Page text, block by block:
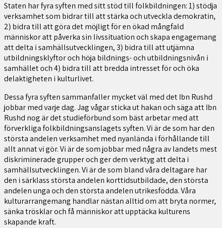
Staten har fyra syften med sitt stöd till folkbildningen: 1) stödja
verksamhet som bidrar till att stärka och utveckla demokratin,
2) bidra till att göra det möjligt för en ökad mångfald
människor att påverka sin livssituation och skapa engagemang
att delta i samhällsutvecklingen, 3) bidra till att utjämna
utbildningsklyftor och höja bildnings- och utbildningsnivån i
samhället och 4) bidra till att bredda intresset för och öka
delaktigheten i kulturlivet.
Dessa fyra syften sammanfaller mycket väl med det Ibn Rushd
jobbar med varje dag. Jag vågar sticka ut hakan och säga att Ibn
Rushd nog är det studieförbund som bäst arbetar med att
förverkliga folkbildningsanslagets syften. Vi är de som har den
största andelen verksamhet med nyanlända i förhållande till
allt annat vi gör. Vi är de som jobbar med några av landets mest
diskriminerade grupper och ger dem verktyg att delta i
samhällsutvecklingen. Vi är de som bland våra deltagare har
den i särklass största andelen korttidsutbildade, den största
andelen unga och den största andelen utrikesfödda. Våra
kulturarrangemang handlar nästan alltid om att bryta normer,
sänka trösklar och få människor att upptäcka kulturens
skapande kraft.